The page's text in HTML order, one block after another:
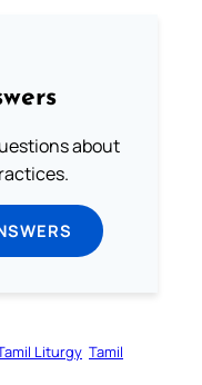
about
Liturgy Tamil